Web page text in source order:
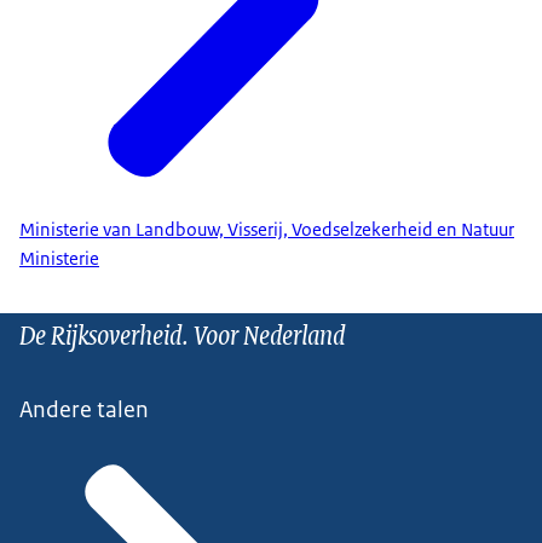
Ministerie van Landbouw, Visserij, Voedselzekerheid en Natuur
Ministerie
De Rijksoverheid. Voor Nederland
Andere talen